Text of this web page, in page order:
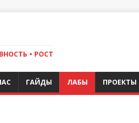
• РОСТ
ГАЙДЫ ЛАБЫ ПРОЕКТЫ